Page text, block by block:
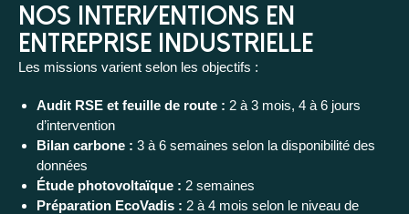
Nos interventions en
entreprise industrielle
Les missions varient selon les objectifs :
Audit RSE et feuille de route : 2 à 3 mois, 4 à 6 jours
d’intervention
Bilan carbone : 3 à 6 semaines selon la disponibilité des
données
Étude photovoltaïque : 2 semaines
Préparation EcoVadis : 2 à 4 mois selon le niveau de